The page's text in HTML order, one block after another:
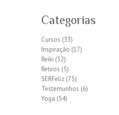
Categorias
Cursos (33)
Inspiração (17)
Reiki (52)
Retiros (5)
SERFeliz (75)
Testemunhos (6)
Yoga (54)